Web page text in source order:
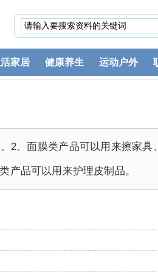
家居 健康养生 运动户外
2、面膜类产品可以用来擦家
产品可以用来护理皮制品。